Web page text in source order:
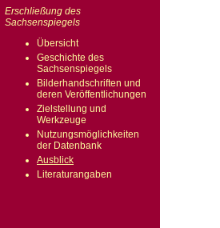
Erschließung des
Sachsenspiegels
Übersicht
Geschichte des
Sachsenspiegels
Bilderhandschriften und
deren Veröffentlichungen
Zielstellung und
Werkzeuge
Nutzungsmöglichkeiten
der Datenbank
Ausblick
Literaturangaben